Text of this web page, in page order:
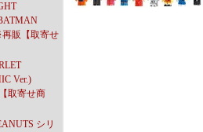
販【取寄せ
Ver.)
取寄せ商
シリ